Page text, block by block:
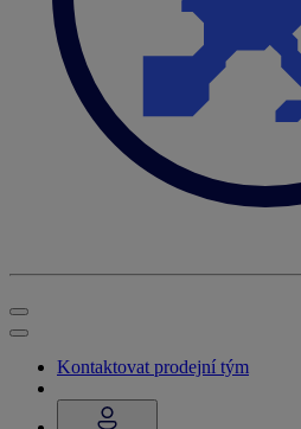
Kontaktovat prodejní tým